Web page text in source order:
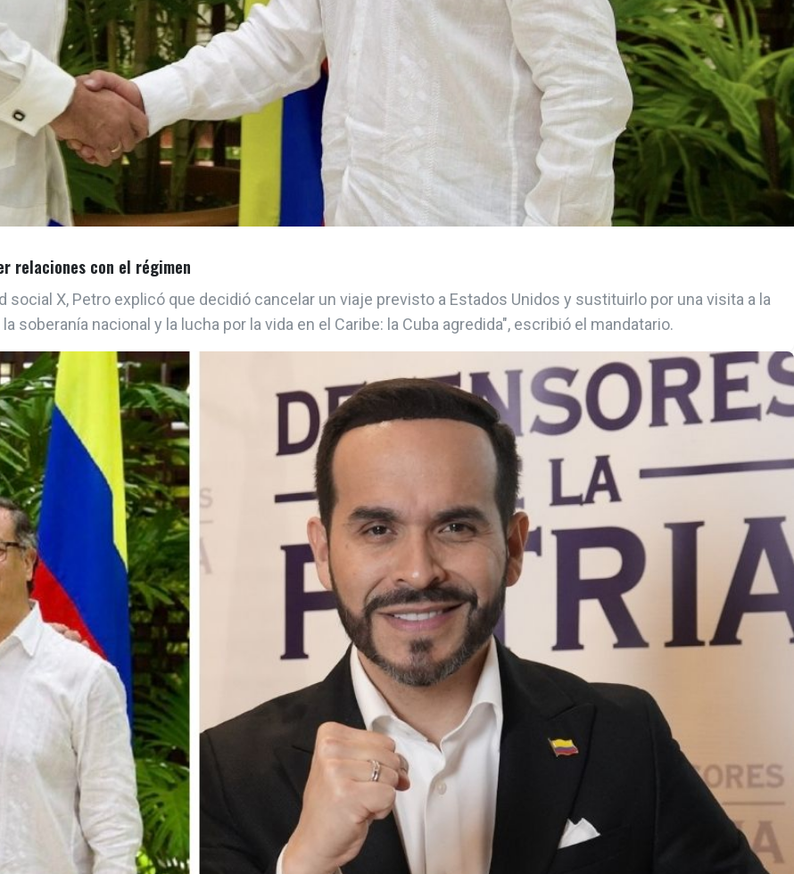
relaciones con el régimen
X, Petro explicó que decidió cancelar un viaje previsto a Estados Unidos y sustituirlo por una visita a la
soberanía nacional y la lucha por la vida en el Caribe: la Cuba agredida", escribió el mandatario.